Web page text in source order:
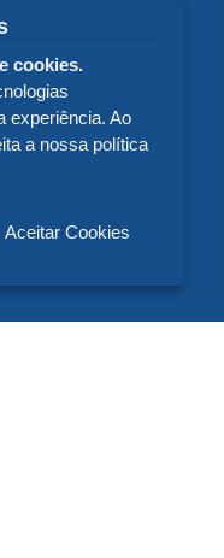
cookies.
experiência. Ao
a nossa política
Aceitar Cookies